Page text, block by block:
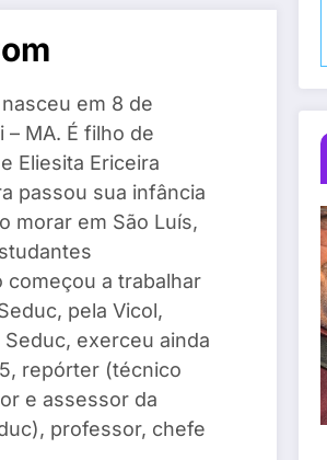
em 8 de
MA. É filho de
Eliesita Ericeira
passou sua infância
morar em São Luís,
começou a trabalhar
pela Vicol,
exerceu ainda
repórter (técnico
e assessor da
professor, chefe